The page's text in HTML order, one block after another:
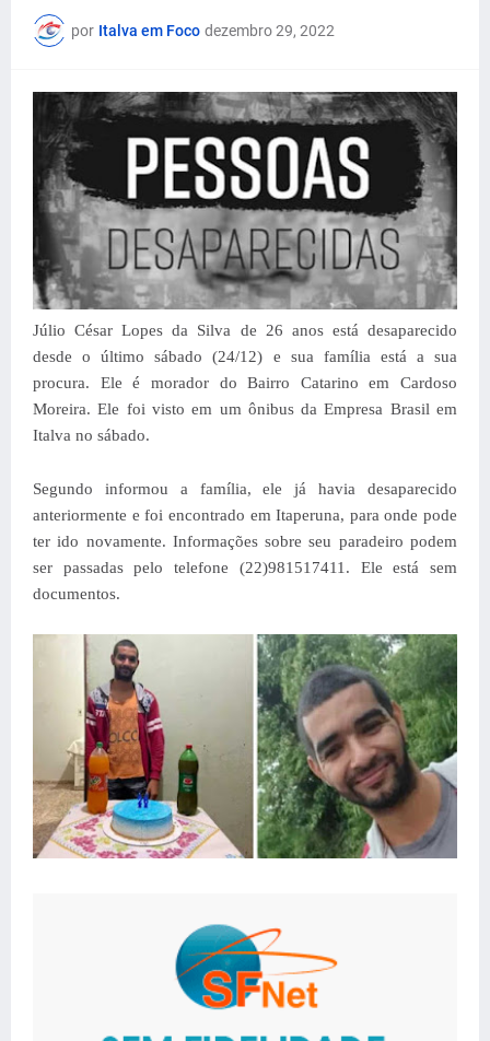
por Italva em Foco dezembro 29, 2022
Júlio César Lopes da Silva de 26 anos está desaparecido
desde o último sábado (24/12) e sua família está a sua
procura. Ele é morador do Bairro Catarino em Cardoso
Moreira. Ele foi visto em um ônibus da Empresa Brasil em
Italva no sábado.
Segundo informou a família, ele já havia desaparecido
anteriormente e foi encontrado em Itaperuna, para onde pode
ter ido novamente. Informações sobre seu paradeiro podem
ser passadas pelo telefone (22)981517411. Ele está sem
documentos.